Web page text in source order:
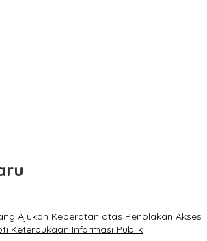
Ajukan Keberatan atas Penolakan Akses
Keterbukaan Informasi Publik